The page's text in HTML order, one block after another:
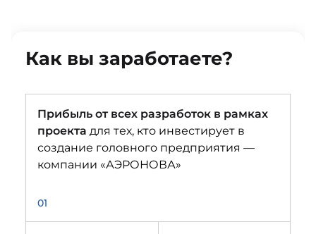
Как вы заработаете?
Прибыль от всех разработок в рамках
проекта для тех, кто инвестирует в
создание головного предприятия —
компании «АЭРОНОВА»
01